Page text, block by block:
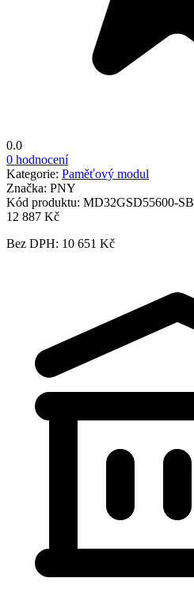
0.0
0 hodnocení
Kategorie: Paměťový modul
Značka: PNY
Kód produktu: MD32GSD55600-SB
12 887 Kč
Bez DPH: 10 651 Kč